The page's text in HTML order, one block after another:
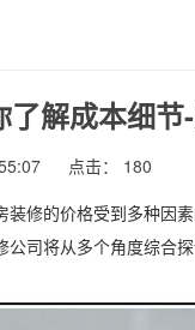
解成本细
点击： 180
修的价格受到多种因
公司将从多个角度综合